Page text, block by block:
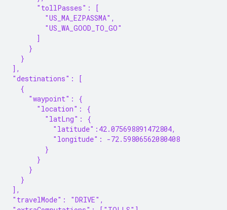
      "tollPasses": [
        "US_MA_EZPASSMA",
        "US_WA_GOOD_TO_GO"
      ]
    }
  }
],
"destinations": [
  {
    "waypoint": {
      "location": {
        "latLng": {
          "latitude":42.075698891472804,
          "longitude": -72.59806562080408
        }
      }
    }
  }
],
"travelMode": "DRIVE",